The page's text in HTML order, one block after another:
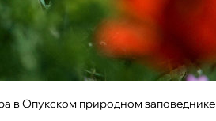
в Опукском природном заповеднике